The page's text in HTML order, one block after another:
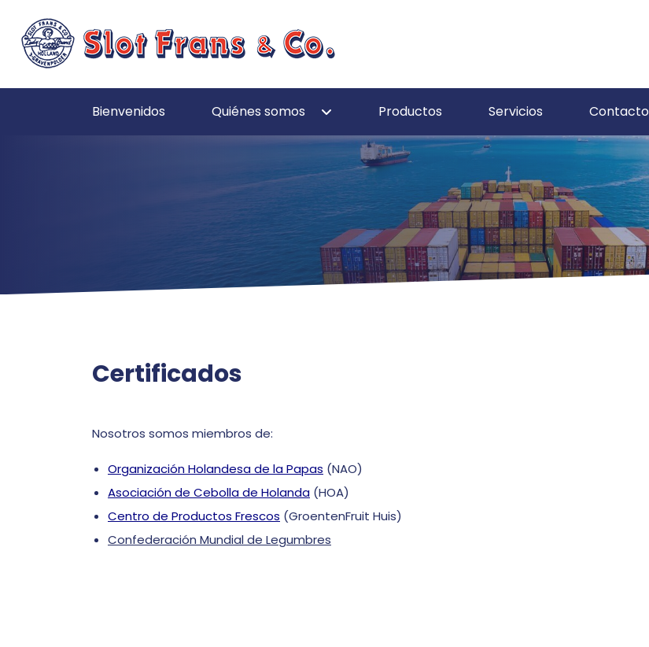
Bienvenidos Quiénes somos Productos Servicios Contacto
Certificados
Nosotros somos miembros de:
Organización Holandesa de la Papas (NAO)
Asociación de Cebolla de Holanda (HOA)
Centro de Productos Frescos (GroentenFruit Huis)
Confederación Mundial de Legumbres